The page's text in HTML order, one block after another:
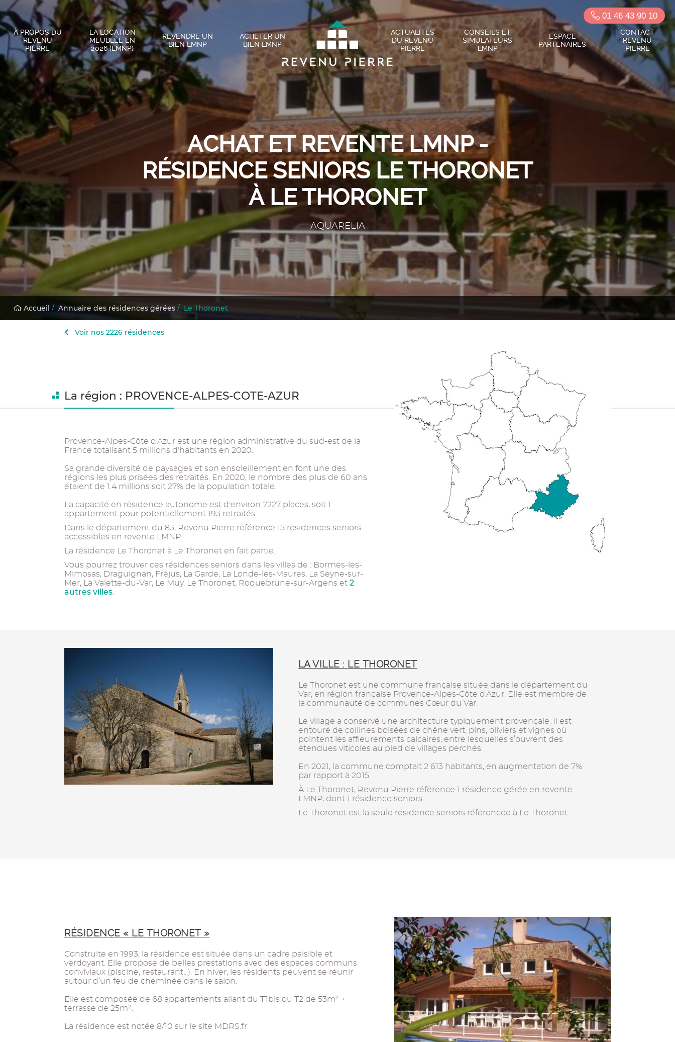
À PROPOS DU
REVENU
PIERRE
LA LOCATION
MEUBLÉE EN
2026 (LMNP)
REVENDRE UN
BIEN LMNP
ACHETER UN
BIEN LMNP
ACTUALITÉS
DU REVENU
PIERRE
CONSEILS ET
SIMULATEURS
LMNP
ESPACE
PARTENAIRES
CONTACT
REVENU
PIERRE
01 46 43 90 10
ACHAT ET REVENTE LMNP -
RÉSIDENCE SENIORS LE THORONET
À LE THORONET
AQUARELIA
Accueil / Annuaire des résidences gérées / Le Thoronet
Voir nos 2226 résidences
La région : PROVENCE-ALPES-COTE-AZUR
Provence-Alpes-Côte d'Azur est une région administrative du sud-est de la
France totalisant 5 millions d'habitants en 2020.
Sa grande diversité de paysages et son ensoleillement en font une des
régions les plus prisées des retraités. En 2020, le nombre des plus de 60 ans
étaient de 1.4 millions soit 27% de la population totale.
La capacité en résidence autonome est d'environ 7227 places, soit 1
appartement pour potentiellement 193 retraités.
Dans le département du 83, Revenu Pierre référence 15 résidences seniors
accessibles en revente LMNP.
La résidence Le Thoronet à Le Thoronet en fait partie.
Vous pourrez trouver ces résidences seniors dans les villes de : Bormes-les-
Mimosas, Draguignan, Fréjus, La Garde, La Londe-les-Maures, La Seyne-sur-
Mer, La Valette-du-Var, Le Muy, Le Thoronet, Roquebrune-sur-Argens et 2
autres villes
LA VILLE : LE THORONET
Le Thoronet est une commune française située dans le département du
Var, en région française Provence-Alpes-Côte d'Azur. Elle est membre de
la communauté de communes Cœur du Var.
Le village a conservé une architecture typiquement provençale. Il est
entouré de collines boisées de chêne vert, pins, oliviers et vignes où
pointent les affleurements calcaires, entre lesquelles s’ouvrent des
étendues viticoles au pied de villages perchés.
En 2021, la commune comptait 2 613 habitants, en augmentation de 7%
par rapport à 2015.
À Le Thoronet, Revenu Pierre référence 1 résidence gérée en revente
LMNP, dont 1 résidence seniors.
Le Thoronet est la seule résidence seniors référencée à Le Thoronet.
RÉSIDENCE « LE THORONET »
Construite en 1993, la résidence est située dans un cadre paisible et
verdoyant. Elle propose de belles prestations avec des espaces communs
conviviaux (piscine, restaurant...). En hiver, les résidents peuvent se réunir
autour d’un feu de cheminée dans le salon.
Elle est composée de 68 appartements allant du T1bis ou T2 de 53m² +
terrasse de 25m².
La résidence est notée 8/10 sur le site MDRS.fr.